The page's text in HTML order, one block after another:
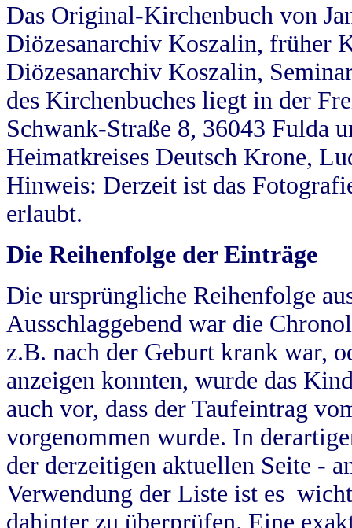
Das Original-Kirchenbuch von
Diözesanarchiv Koszalin, früher
Diözesanarchiv Koszalin,
des Kirchenbuches liegt in der
Schwank-Straße 8, 36043 Fulda
Heimatkreises Deutsch Krone,
Hinweis: Derzeit ist das
erlaubt.
Die Reihenfolge der Einträge
Die ursprüngliche Reihenfolge
Ausschlaggebend war die
z.B. nach der Geburt krank war,
anzeigen konnten, wurde das
auch vor, dass der Taufeintrag
vorgenommen wurde. In
der derzeitigen aktuellen Seite -
Verwendung der Liste ist es
dahinter zu überprüfen. Eine